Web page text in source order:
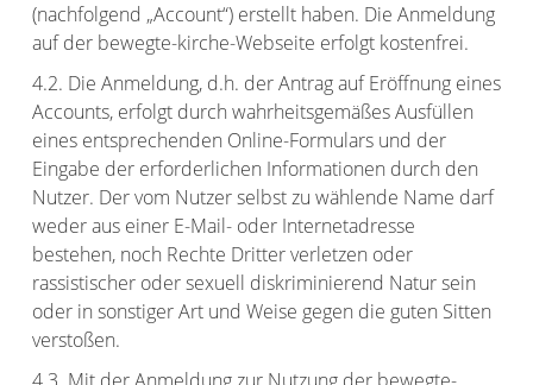
(nachfolgend „Account“) erstellt haben. Die Anmeldung
auf der bewegte-kirche-Webseite erfolgt kostenfrei.
4.2. Die Anmeldung, d.h. der Antrag auf Eröffnung eines
Accounts, erfolgt durch wahrheitsgemäßes Ausfüllen
eines entsprechenden Online-Formulars und der
Eingabe der erforderlichen Informationen durch den
Nutzer. Der vom Nutzer selbst zu wählende Name darf
weder aus einer E-Mail- oder Internetadresse
bestehen, noch Rechte Dritter verletzen oder
rassistischer oder sexuell diskriminierend Natur sein
oder in sonstiger Art und Weise gegen die guten Sitten
verstoßen.